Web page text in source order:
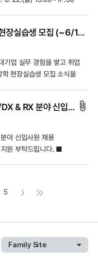
식, 채용 홈페이지 통해 지원)
격증 사본 등은 합격자에
간근무(월~금),
포함 2) 급여수준 : 사규에
지원 대상자는 관계법령에
일정은 당사의 사정에 의해
서 등의 허위기재 또는
제 11조에 의거 최종합격자
며, 청구 후 14일 이내에
경우 서류 제출 기한
인정합니다. 4) 공인 어학 등
할 수 있습니다. 6) 서류모집
용은 추후에 보내주셔도
랍니다. 본인만의 차별화된
로스페이스 현장실습에 관심
MRO 사업부
발 직무: R&D(기계/
전자/공학계열) ■ [특강
업부) • 16:20 ~ 17:00 | 직무
직무별 현직자 1:1 Q&A 세션
하는 학생만 신청이
) 및 수강유예자만 신청 가능
점 이수)이 가능한 자에 한함
[GS건설] 2026 여름계절학기 현장실습생 모집 (~6/17 마감, 27년 1월 입사 가능자)
업 실무 경험을 쌓고 취업
현장실습생 모집 소식을
학과 -
소재공학부
발전설계팀 : 전기전자공학부
턴십 ★★) - 4학년 1학기
시스템
후 지원하실 수 있습니다
[LG CNS] 2026년 상반기 AX/DX & RX 분야 신입사원 채용 안내 attach_file
야 신입사원 채용
원 부탁드립니다. ■
> Apply > 회사 ‘LG
기졸업자 • 2026년 8월부터
• AX/DX Engineer - 금융
5
Family Site arrow_drop_down